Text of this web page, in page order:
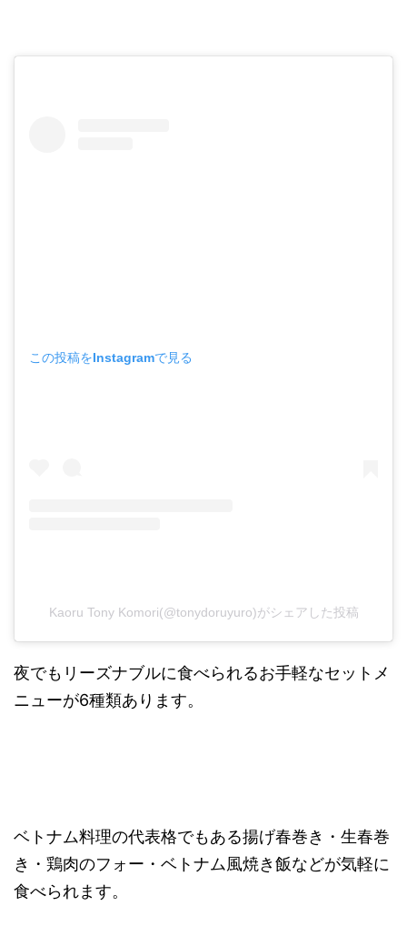
この投稿をInstagramで見る
Kaoru Tony Komori(@tonydoruyuro)がシェアした投稿
夜でもリーズナブルに食べられるお手軽なセットメ
ニューが6種類あります。
ベトナム料理の代表格でもある揚げ春巻き・生春巻
き・鶏肉のフォー・ベトナム風焼き飯などが気軽に
食べられます。